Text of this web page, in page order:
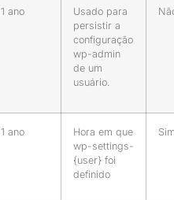
1 ano
Usado para
persistir a
configuração
wp-admin
de um
usuário.
1 ano
Hora em que
wp-settings-
{user} foi
definido